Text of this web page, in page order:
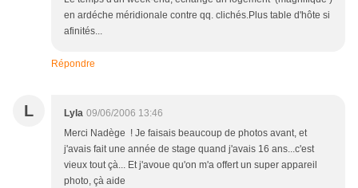
en ardéche méridionale contre qq. clichés.Plus table d'hôte si
afinités...
Répondre
L Lyla 09/06/2006 13:46
Merci Nadège ! Je faisais beaucoup de photos avant, et
j'avais fait une année de stage quand j'avais 16 ans...c'est
vieux tout çà... Et j'avoue qu'on m'a offert un super appareil
photo, çà aide